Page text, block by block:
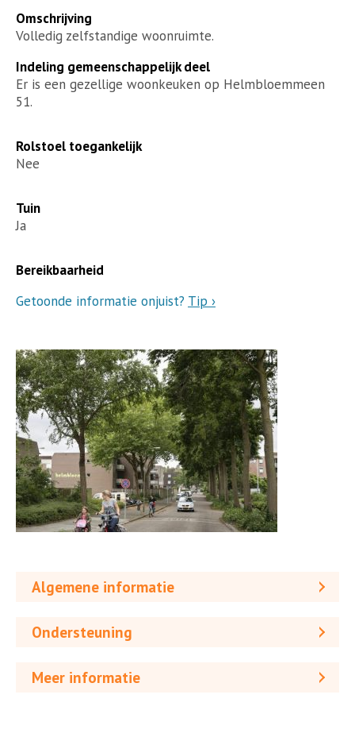
Omschrijving
Volledig zelfstandige woonruimte.
Indeling gemeenschappelijk deel
Er is een gezellige woonkeuken op Helmbloemmeen
51.
Rolstoel toegankelijk
Nee
Tuin
Ja
Bereikbaarheid
Getoonde informatie onjuist? Tip ›
Algemene informatie
Ondersteuning
Meer informatie